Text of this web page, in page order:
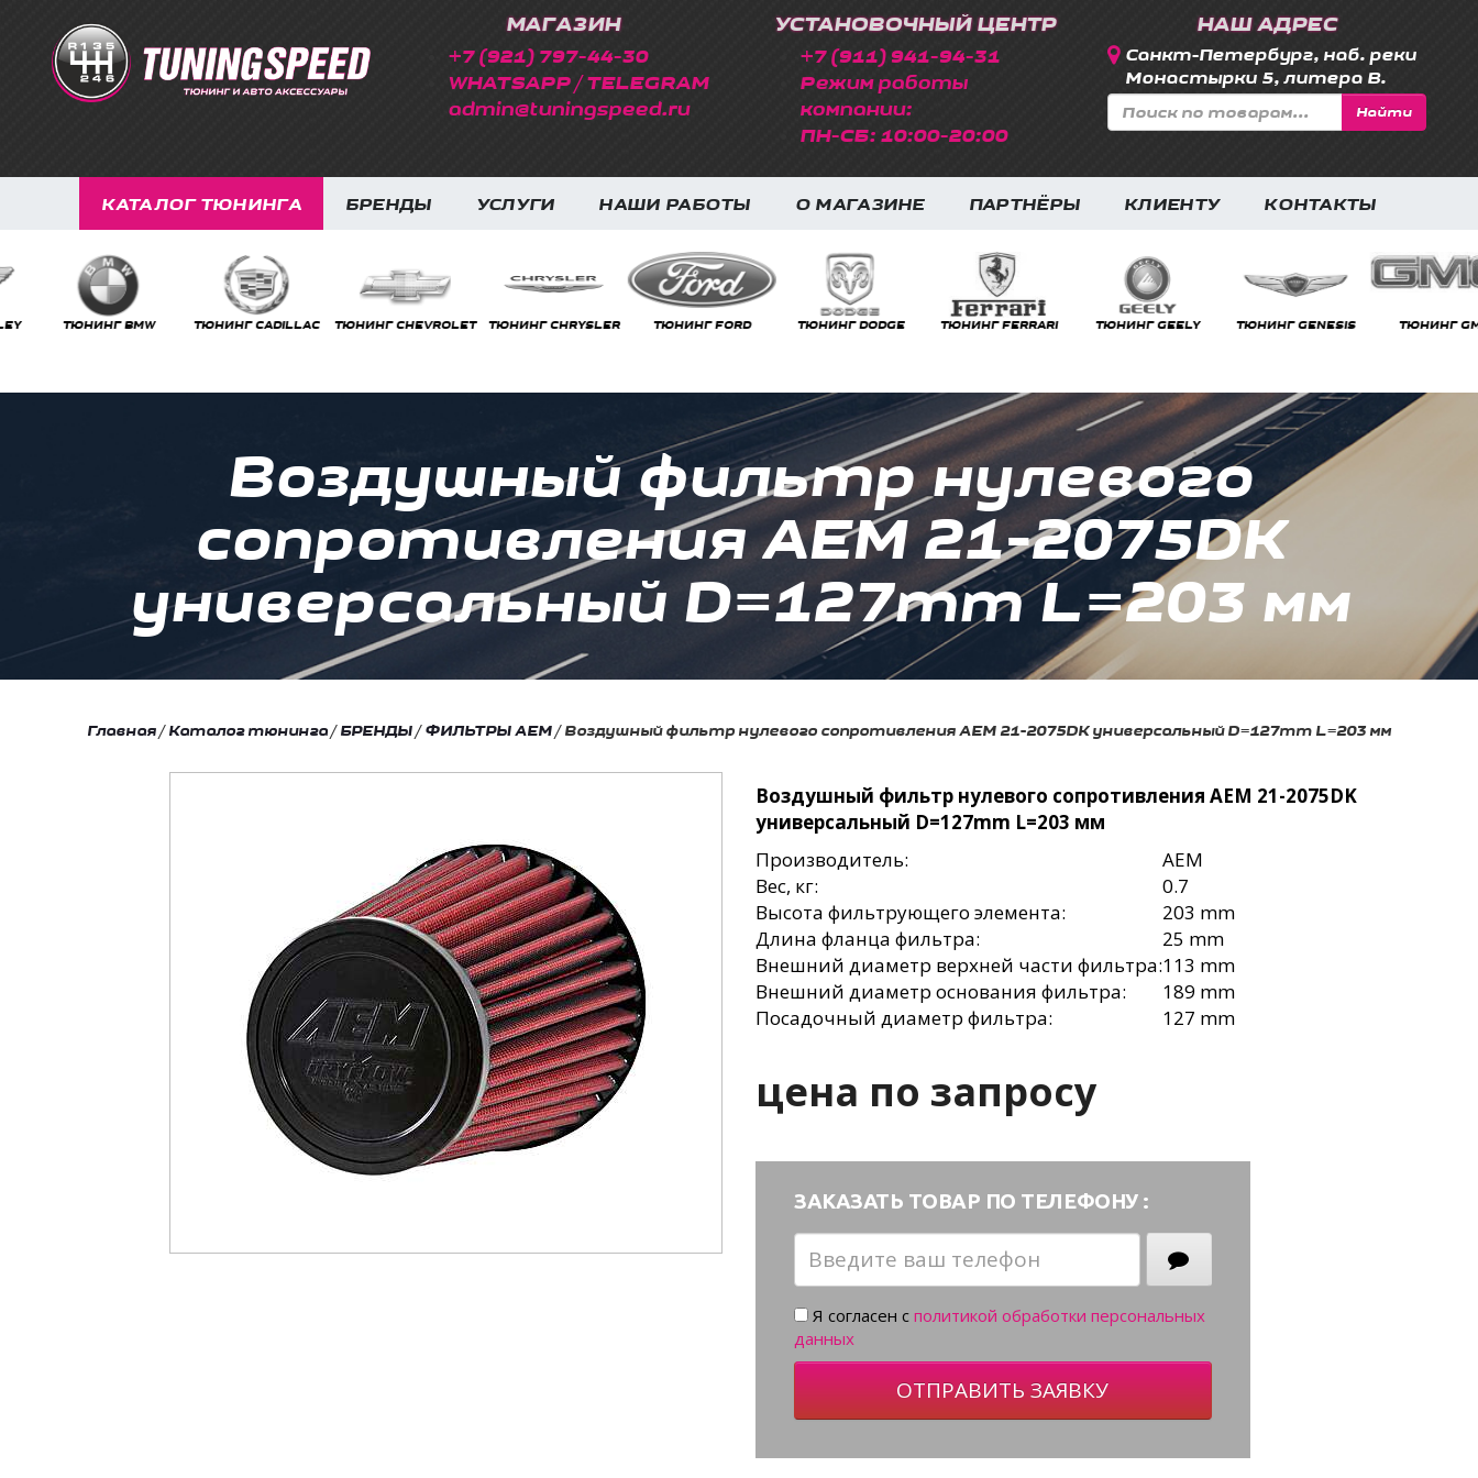
МАГАЗИН
+7 (921) 797-44-30
WHATSAPP / TELEGRAM
admin@tuningspeed.ru
УСТАНОВОЧНЫЙ ЦЕНТР
+7 (911) 941-94-31
Режим работы
компании:
ПН-СБ: 10:00-20:00
НАШ АДРЕС
Санкт-Петербург, наб. реки
Монастырки 5, литера В.
Найти
КАТАЛОГ ТЮНИНГА БРЕНДЫ УСЛУГИ НАШИ РАБОТЫ О МАГАЗИНЕ ПАРТНЁРЫ КЛИЕНТУ КОНТАКТЫ
ТЮНИНГ BMW ТЮНИНГ CADILLAC ТЮНИНГ CHEVROLET ТЮНИНГ CHRYSLER ТЮНИНГ FORD ТЮНИНГ DODGE ТЮНИНГ FERRARI ТЮНИНГ GEELY ТЮНИНГ GENESIS ТЮНИНГ GMC
Воздушный фильтр нулевого
сопротивления AEM 21-2075DK
универсальный D=127mm L=203 мм
Главная/Каталог тюнинга/БРЕНДЫ/ФИЛЬТРЫ AEM/Воздушный фильтр нулевого сопротивления AEM 21-2075DK универсальный D=127mm L=203 мм
Воздушный фильтр нулевого сопротивления AEM 21-2075DK
универсальный D=127mm L=203 мм
Производитель:
AEM
Вес, кг:
0.7
Высота фильтрующего элемента:
203 mm
Длина фланца фильтра:
25 mm
Внешний диаметр верхней части фильтра:113 mm
Внешний диаметр основания фильтра:
189 mm
Посадочный диаметр фильтра:
127 mm
цена по запросу
ЗАКАЗАТЬ ТОВАР ПО ТЕЛЕФОНУ :
Я согласен с политикой обработки персональных
данных
ОТПРАВИТЬ ЗАЯВКУ